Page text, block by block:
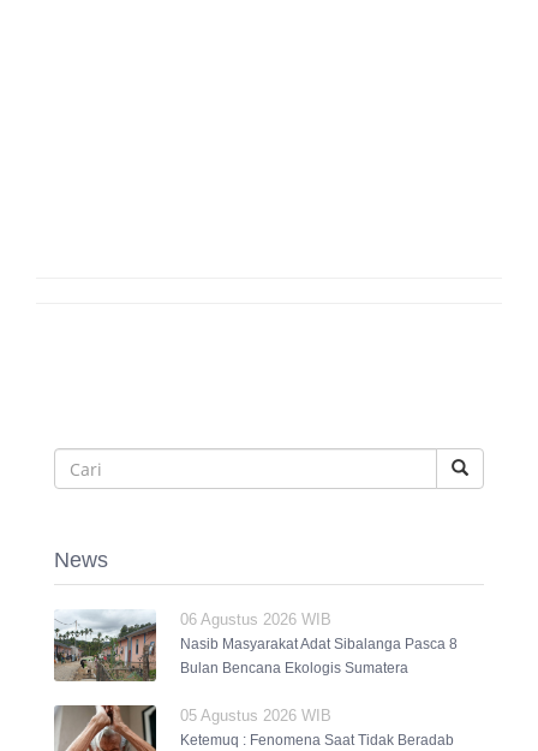
News
06 Agustus 2026 WIB
Nasib Masyarakat Adat Sibalanga Pasca 8
Bulan Bencana Ekologis Sumatera
05 Agustus 2026 WIB
Ketemuq : Fenomena Saat Tidak Beradab